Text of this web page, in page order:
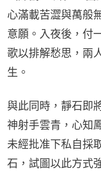
心滿載苦澀與萬般
意願。入夜後，付
歌以排解愁思，兩
生。
與此同時，靜石即
神射手雲青，心知
未經批准下私自採
石，試圖以此方式